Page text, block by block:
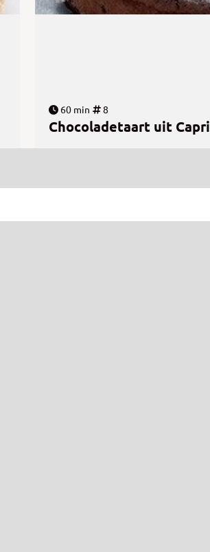
60 min 8
Chocoladetaart uit Capri